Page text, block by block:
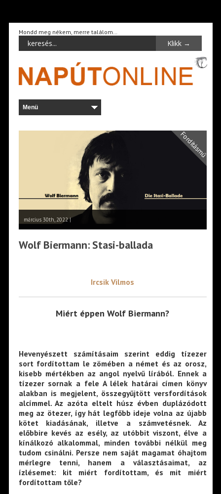
Mondd meg nékem, merre találom…
Fordításmű
március 30th, 2022 |
Wolf Biermann: Stasi-ballada
Ircsik Vilmos
Miért éppen Wolf Biermann?
Hevenyészett számításaim szerint eddig tízezer
sort fordítottam le zömében a német és az orosz,
kisebb mértékben az angol nyelvű lírából. Ennek a
tízezer sornak a fele A lélek határai címen könyv
alakban is megjelent, összegyűjtött versfordítások
alcímmel. Az azóta eltelt húsz évben duplázódott
meg az ötezer, így hát legfőbb ideje volna az újabb
kötet kiadásának, illetve a számvetésnek. Az
előbbire kevés az esély, az utóbbit viszont, élve a
kínálkozó alkalommal, minden további nélkül meg
tudom csinálni. Persze nem saját magamat óhajtom
mérlegre tenni, hanem a választásaimat, az
ízlésemet: kit miért fordítottam, és mit miért
fordítottam tőle?